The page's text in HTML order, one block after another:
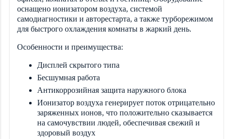
оснащено ионизатором воздуха, системой
самодиагностики и авторестарта, а также турборежимом
для быстрого охлаждения комнаты в жаркий день.
Особенности и преимущества:
Дисплей скрытого типа
Бесшумная работа
Антикоррозийная защита наружного блока
Ионизатор воздуха генерирует поток отрицательно
заряженных ионов, что положительно сказывается
на самочувствии людей, обеспечивая свежий и
здоровый воздух